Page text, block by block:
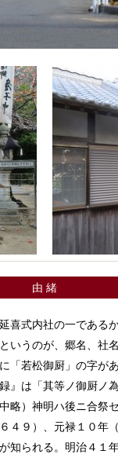
由 緒
喜式内社の一である
いうのが、郷名、社
「若松御厨」の字が
』は「其等ノ御厨ノ
略）神明ハ後ニ合祭
４９）、元禄１０年
知られる。明治４１